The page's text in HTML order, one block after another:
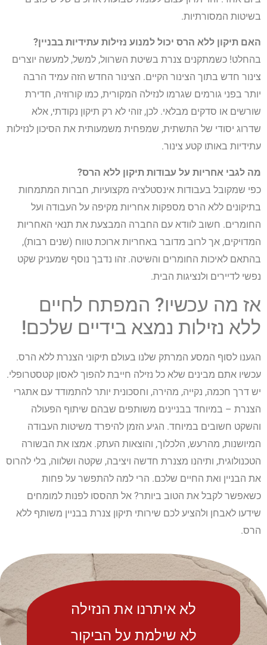
בשיטות המסורתיות.
האם תיקון ללא הרס יכול למנוע נזילות עתידיות בבניין?
בהחלט! כשמתקנים צנרת בשיטת השרוול, למשל, למעשה יוצרים
צינור חדש בתוך הצינור הקיים. הצינור החדש הזה עמיד הרבה
יותר בפני גורמים שגרמו לנזילה המקורית, כמו קורוזיה, חדירת
שורשים או סדקים מבלאי. לכן, זוהי לא רק תיקון נקודתי, אלא
שדרוג יסודי של התשתית, שמפחית משמעותית את הסיכון לנזילות
עתידיות באותו קטע צינור.
מה לגבי אחריות על עבודות תיקון ללא הרס?
כפי שמקובל בעבודות אינסטלציה מקצועיות, חברות המתמחות
בתיקונים ללא הרס מספקות אחריות מקיפה על העבודה ועל
החומרים. חשוב לוודא עם החברה המבצעת את תנאי האחריות
המדויקים, אך לרוב מדובר באחריות ארוכת טווח (שנים רבות),
בהתאם לאיכות החומרים והשיטה. זהו נדבך נוסף שמעניק שקט
נפשי לדיירים ולנציגות הבית.
אז מה עכשיו? המפתח לחיים
ללא נזילות נמצא בידיים שלכם!
הגענו לסוף המסע המרתק שלנו בעולם תיקוני הצנרת ללא הרס.
עכשיו אתם מבינים שלא כל נזילה חייבת להפוך לאסון קטסטרופלי.
יש דרך חכמה, נקייה, מהירה, וחסכונית יותר להתמודד עם אתגרי
הצנרת – במיוחד בבניינים משותפים שבהם שיתוף הפעולה
והשקט חשובים במיוחד. הגיע הזמן להיפרד משיטות העבודה
המיושנות, מהרעש, הלכלוך, והוצאות העתק. אמצו את הבשורה
הטכנולוגית, ותיהנו מצנרת חדשה ויציבה, שקטה ושלווה, בלי להרוס
את הבניין ואת החיים שלכם. הרי למה להתפשר על פחות
כשאפשר לקבל את הטוב ביותר? אל תהססו לפנות למומחים
שידעו לאבחן ולהציע לכם שירותי תיקון צנרת בבניין משותף ללא
הרס.
לא איתרנו את הנזילה
לא שילמת על הביקור